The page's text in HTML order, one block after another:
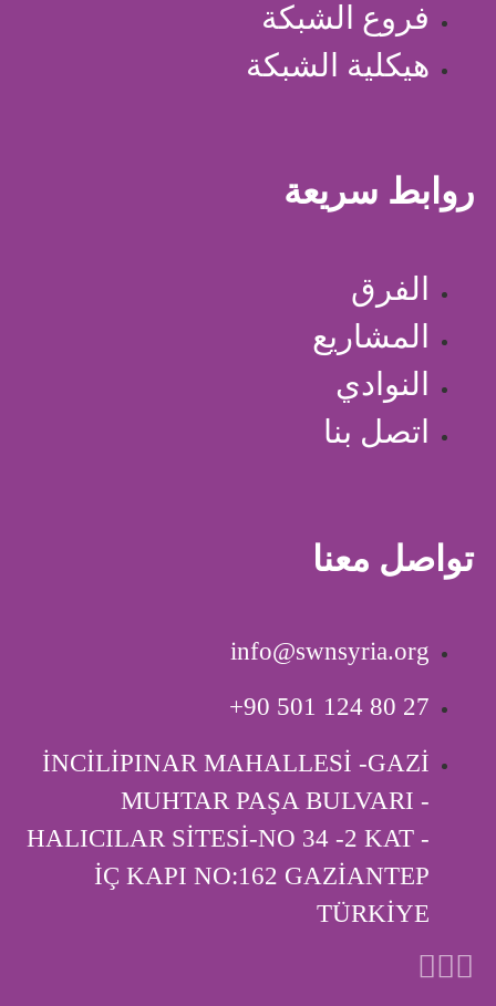
فروع الشبكة
هيكلية الشبكة
روابط سريعة
الفرق
المشاريع
النوادي
اتصل بنا
تواصل معنا
info@swnsyria.org
‎+90 501 124 80 27
İNCİLİPINAR MAHALLESİ -GAZİ
MUHTAR PAŞA BULVARI -
HALICILAR SİTESİ-NO 34 -2 KAT -
İÇ KAPI ‎NO:162 GAZİANTEP
TÜRKİYE